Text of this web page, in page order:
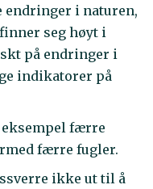
endringer i naturen,
seg høyt i
på endringer i
indikatorer på
færre
færre fugler.
ikke ut til å